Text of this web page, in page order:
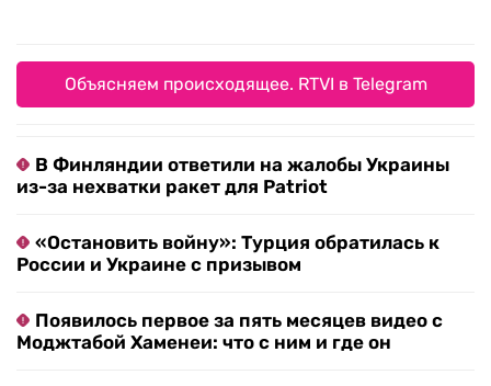
Объясняем происходящее. RTVI в Telegram
В Финляндии ответили на жалобы Украины
из-за нехватки ракет для Patriot
«Остановить войну»: Турция обратилась к
России и Украине с призывом
Появилось первое за пять месяцев видео с
Моджтабой Хаменеи: что с ним и где он